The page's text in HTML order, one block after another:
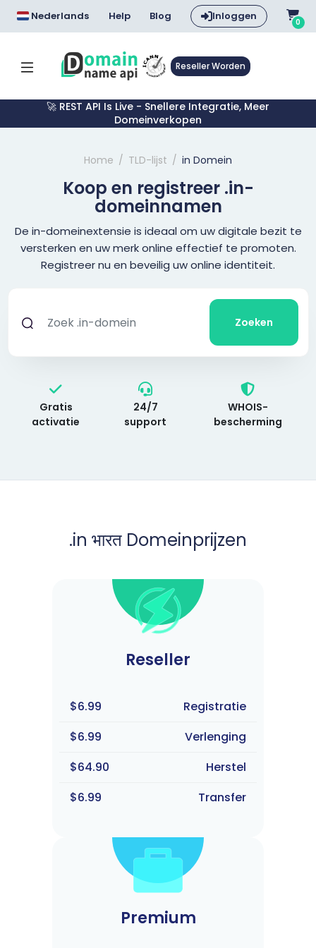
Nederlands Help Blog Inloggen 0
Reseller Worden
🚀 REST API Is Live - Snellere Integratie, Meer
Domeinverkopen
Home TLD-lijst in Domein
Koop en registreer .in-
domeinnamen
De in-domeinextensie is ideaal om uw digitale bezit te
versterken en uw merk online effectief te promoten.
Registreer nu en beveilig uw online identiteit.
Zoeken
Gratis
activatie
24/7
support
WHOIS-
bescherming
.in भारत Domeinprijzen
Reseller
$6.99
Registratie
$6.99
Verlenging
$64.90
Herstel
$6.99
Transfer
Premium